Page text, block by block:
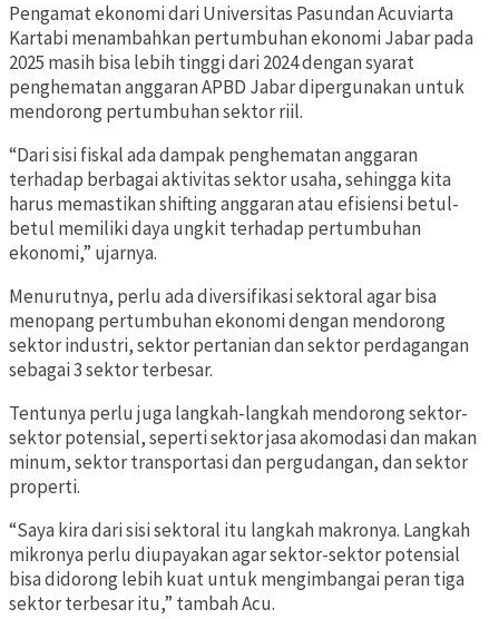
Pengamat ekonomi dari Universitas Pasundan Acuviarta
Kartabi menambahkan pertumbuhan ekonomi Jabar pada
2025 masih bisa lebih tinggi dari 2024 dengan syarat
penghematan anggaran APBD Jabar dipergunakan untuk
mendorong pertumbuhan sektor riil.
“Dari sisi fiskal ada dampak penghematan anggaran
terhadap berbagai aktivitas sektor usaha, sehingga kita
harus memastikan shifting anggaran atau efisiensi betul-
betul memiliki daya ungkit terhadap pertumbuhan
ekonomi,” ujarnya.
Menurutnya, perlu ada diversifikasi sektoral agar bisa
menopang pertumbuhan ekonomi dengan mendorong
sektor industri, sektor pertanian dan sektor perdagangan
sebagai 3 sektor terbesar.
Tentunya perlu juga langkah-langkah mendorong sektor-
sektor potensial, seperti sektor jasa akomodasi dan makan
minum, sektor transportasi dan pergudangan, dan sektor
properti.
“Saya kira dari sisi sektoral itu langkah makronya. Langkah
mikronya perlu diupayakan agar sektor-sektor potensial
bisa didorong lebih kuat untuk mengimbangai peran tiga
sektor terbesar itu,” tambah Acu.